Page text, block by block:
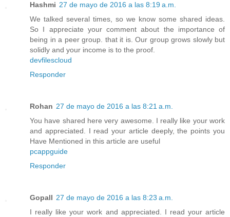
Hashmi 27 de mayo de 2016 a las 8:19 a.m.
We talked several times, so we know some shared ideas.
So I appreciate your comment about the importance of
being in a peer group. that it is. Our group grows slowly but
solidly and your income is to the proof.
devfilescloud
Responder
Rohan 27 de mayo de 2016 a las 8:21 a.m.
You have shared here very awesome. I really like your work
and appreciated. I read your article deeply, the points you
Have Mentioned in this article are useful
pcappguide
Responder
Gopall 27 de mayo de 2016 a las 8:23 a.m.
I really like your work and appreciated. I read your article